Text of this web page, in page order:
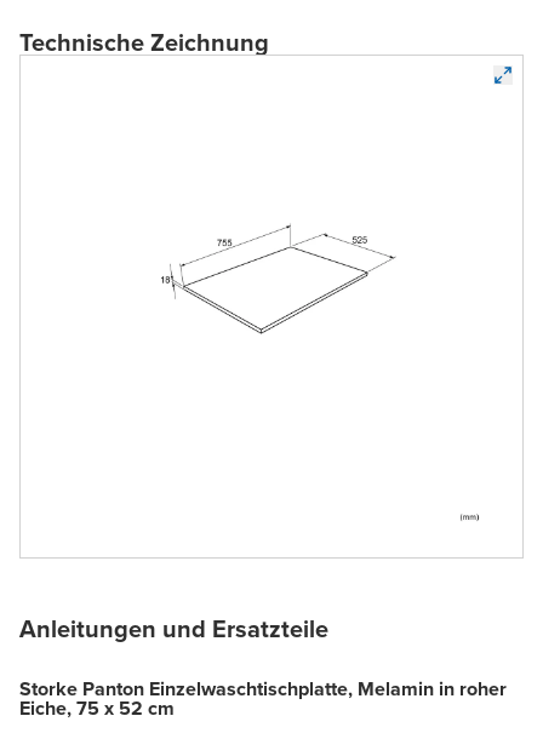
Technische Zeichnung
Anleitungen und Ersatzteile
Storke Panton Einzelwaschtischplatte, Melamin in roher
Eiche, 75 x 52 cm